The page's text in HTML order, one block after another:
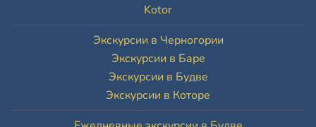
Kotor
Экскурсии в Черногории
Экскурсии в Баре
Экскурсии в Будве
Экскурсии в Которе